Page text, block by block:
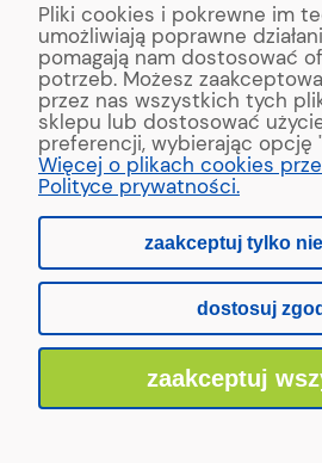
ul. Reymonta
89-500
Copyright © 2022 MAAD
Blacharskich. Produkcja:
pokaż pełną wersję
Sklep internetowy
Pliki cookies i pokrewne im
umożliwiają poprawne
pomagają nam dostosować
potrzeb. Możesz
przez nas wszystkich tych
sklepu lub dostosować
preferencji, wybierając opcję
Więcej o plikach cookies
Polityce prywatności.
zaakceptuj tylko
dostosuj
zaakceptuj